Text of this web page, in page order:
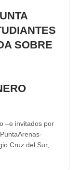
SOBRE
–e invitados por
Cruz del Sur,